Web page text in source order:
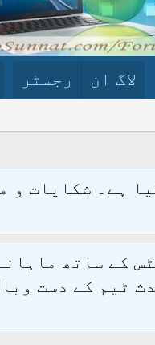
لاگ ان رجسٹر
سے منتقل کر لیا گیا ہے۔
کے ساتھ ماہانہ
ٹیم کے دست